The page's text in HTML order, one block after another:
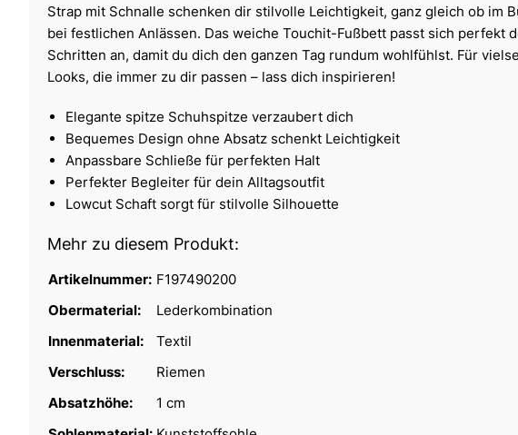
Strap mit Schnalle schenken dir stilvolle Leichtigkeit, ganz gleich ob im
bei festlichen Anlässen. Das weiche Touchit-Fußbett passt sich perfekt
Schritten an, damit du dich den ganzen Tag rundum wohlfühlst. Für
Looks, die immer zu dir passen – lass dich inspirieren!
Elegante spitze Schuhspitze verzaubert dich
Bequemes Design ohne Absatz schenkt Leichtigkeit
Anpassbare Schließe für perfekten Halt
Perfekter Begleiter für dein Alltagsoutfit
Lowcut Schaft sorgt für stilvolle Silhouette
Mehr zu diesem Produkt:
Artikelnummer: F197490200
Obermaterial:
Lederkombination
Innenmaterial:
Textil
Verschluss:
Riemen
Absatzhöhe:
1 cm